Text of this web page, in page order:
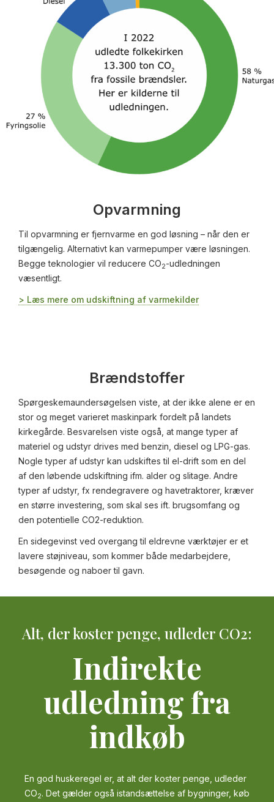
Opvarmning
Til opvarmning er fjernvarme en god løsning – når den er
tilgængelig. Alternativt kan varmepumper være løsningen.
Begge teknologier vil reducere CO2-udledningen
væsentligt.
> Læs mere om udskiftning af varmekilder
Brændstoffer
Spørgeskemaundersøgelsen viste, at der ikke alene er en
stor og meget varieret maskinpark fordelt på landets
kirkegårde. Besvarelsen viste også, at mange typer af
materiel og udstyr drives med benzin, diesel og LPG-gas.
Nogle typer af udstyr kan udskiftes til el-drift som en del
af den løbende udskiftning ifm. alder og slitage. Andre
typer af udstyr, fx rendegravere og havetraktorer, kræver
en større investering, som skal ses ift. brugsomfang og
den potentielle CO2-reduktion.
En sidegevinst ved overgang til eldrevne værktøjer er et
lavere støjniveau, som kommer både medarbejdere,
besøgende og naboer til gavn.
Alt, der koster penge, udleder CO2:
Indirekte
udledning fra
indkøb
En god huskeregel er, at alt der koster penge, udleder
CO2. Det gælder også istandsættelse af bygninger, køb